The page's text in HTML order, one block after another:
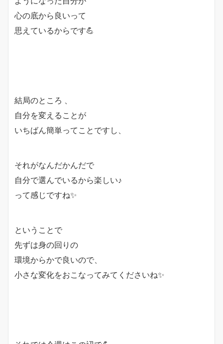
心の底から良いって
思えているからです💪
結局のところ 、
自分を変えることが
いちばん簡単ってことですし、
それがなんだかんだで
自分で選んでいるから楽しい♪
って感じですね✨
ということで
先ずは身の回りの
環境からかで良いので、
小さな変化をおこなってみてくださいね✨